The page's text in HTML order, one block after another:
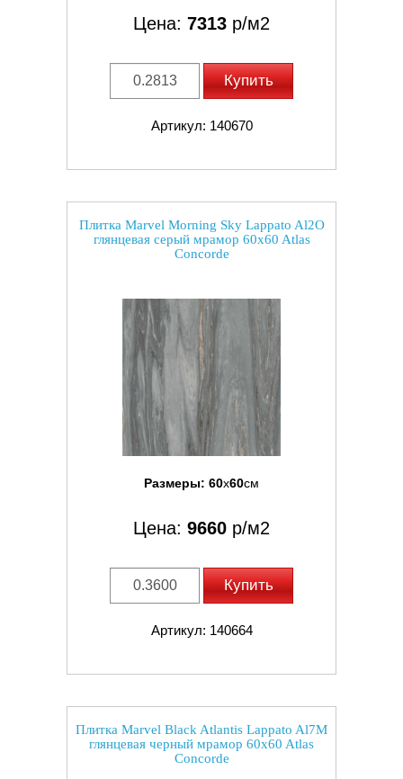
Цена: 7313 р/м2
Купить
Артикул: 140670
Плитка Marvel Morning Sky Lappato Al2O
глянцевая серый мрамор 60x60 Atlas
Concorde
Размеры: 60x60см
Цена: 9660 р/м2
Купить
Артикул: 140664
Плитка Marvel Black Atlantis Lappato Al7M
глянцевая черный мрамор 60x60 Atlas
Concorde